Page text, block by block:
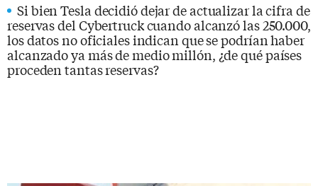
Si bien Tesla decidió dejar de actualizar la cifra de
reservas del Cybertruck cuando alcanzó las 250.000,
los datos no oficiales indican que se podrían haber
alcanzado ya más de medio millón, ¿de qué países
proceden tantas reservas?